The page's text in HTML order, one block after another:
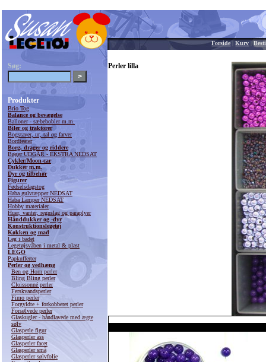
Forside|Kurv |
Søg:
Produkter
Brio Tog
Balance og bevægelse
Balloner - sæbebobler m.m.
Biler og traktorer
Bogstaver, ur, tal og farver
Bordteater
Borg, drager og riddere
Bøger UDGÅR - EKSTRA NEDSAT
Cykler/Moon-car
Dukker m.m.
Dyr og tilbehør
Figurer
Fødselsdagstog
Haba gulvtæpper NEDSAT
Haba Lamper NEDSAT
Hobby materialer
Huer, vanter, regnslag og paraplyer
Hånddukker og -dyr
Konstruktionslegetøj
Køkken og mad
Leg i badet
Legetøjsvåben i metal & plast
LEGO
Papkufferter
Perler og vedhæng
Ben og Horn perler
Bling Bling perler
Cloissonné perler
Ferskvandsperler
Fimo perler
Forgyldte + forkobberet perler
Forsølvede perler
Glaskugler - håndlavede med ægte
sølv
Glasperle figur
Glasperler ass
Glasperler facet
Glasperler små
Glasperler sølvfolie
Perler lilla